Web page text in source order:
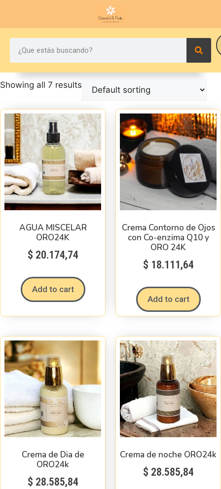
Showing all 7 results
AGUA MISCELAR
ORO24K
$ 20.174,74
Add to cart
Crema Contorno de Ojos
con Co-enzima Q10 y
ORO 24K
$ 18.111,64
Add to cart
Crema de Dia de
ORO24k
$ 28.585,84
Crema de noche ORO24k
$ 28.585,84